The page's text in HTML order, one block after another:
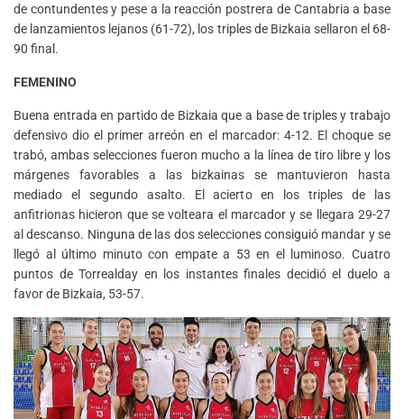
de contundentes y pese a la reacción postrera de Cantabria a base
de lanzamientos lejanos (61-72), los triples de Bizkaia sellaron el 68-
90 final.
FEMENINO
Buena entrada en partido de Bizkaia que a base de triples y trabajo
defensivo dio el primer arreón en el marcador: 4-12. El choque se
trabó, ambas selecciones fueron mucho a la línea de tiro libre y los
márgenes favorables a las bizkainas se mantuvieron hasta
mediado el segundo asalto. El acierto en los triples de las
anfitrionas hicieron que se volteara el marcador y se llegara 29-27
al descanso. Ninguna de las dos selecciones consiguió mandar y se
llegó al último minuto con empate a 53 en el luminoso. Cuatro
puntos de Torrealday en los instantes finales decidió el duelo a
favor de Bizkaia, 53-57.